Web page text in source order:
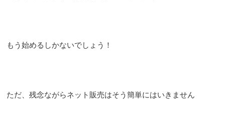
もう始めるしかないでしょう！
ただ、残念ながらネット販売はそう簡単にはいきません